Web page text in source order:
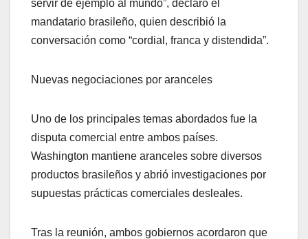
servir de ejemplo al mundo”, declaró el
mandatario brasileño, quien describió la
conversación como “cordial, franca y distendida”.
Nuevas negociaciones por aranceles
Uno de los principales temas abordados fue la
disputa comercial entre ambos países.
Washington mantiene aranceles sobre diversos
productos brasileños y abrió investigaciones por
supuestas prácticas comerciales desleales.
Tras la reunión, ambos gobiernos acordaron que